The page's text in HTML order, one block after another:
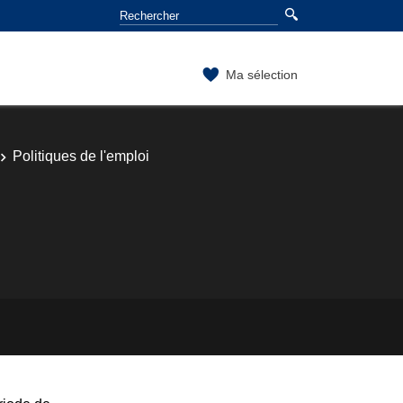
Ma sélection
Politiques de l'emploi